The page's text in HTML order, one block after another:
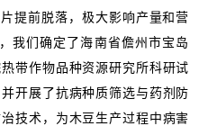
提前脱落，极大影响产量和营
我们确定了海南省儋州市宝岛
带作物品种资源研究所科研试
开展了抗病种质筛选与药剂防
技术，为木豆生产过程中病害